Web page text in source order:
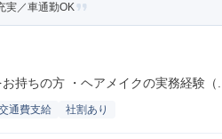
実／車通勤OK
持ちの方 ・ヘアメイクの実務経験（...
通費支給 社割あり